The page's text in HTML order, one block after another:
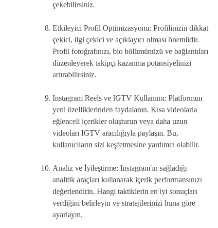
çekebilirsiniz.
Etkileyici Profil Optimizasyonu: Profilinizin dikkat
çekici, ilgi çekici ve açıklayıcı olması önemlidir.
Profil fotoğrafınızı, bio bölümünüzü ve bağlantıları
düzenleyerek takipçi kazanma potansiyelinizi
artırabilirsiniz.
Instagram Reels ve IGTV Kullanımı: Platformun
yeni özelliklerinden faydalanın. Kısa videolarla
eğlenceli içerikler oluşturun veya daha uzun
videoları IGTV aracılığıyla paylaşın. Bu,
kullanıcıların sizi keşfetmesine yardımcı olabilir.
Analiz ve İyileştirme: Instagram'ın sağladığı
analitik araçları kullanarak içerik performansınızı
değerlendirin. Hangi taktiklerin en iyi sonuçları
verdiğini belirleyin ve stratejilerinizi buna göre
ayarlayın.